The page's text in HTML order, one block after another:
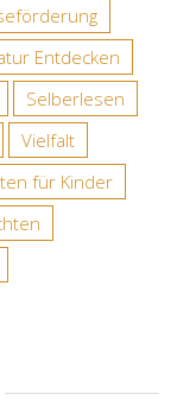
Entdecken
Selberlesen
Vielfalt
für Kinder